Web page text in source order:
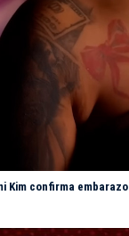
Kim confirma embarazo